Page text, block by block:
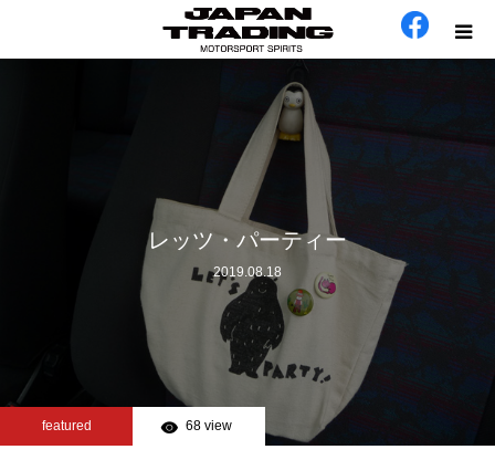
レッツ・パーティー
2019.08.18
featured 68 view
お問い合わせ